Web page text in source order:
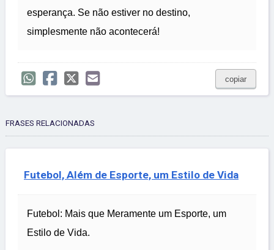
esperança. Se não estiver no destino,
simplesmente não acontecerá!
copiar
FRASES RELACIONADAS
Futebol, Além de Esporte, um Estilo de Vida
Futebol: Mais que Meramente um Esporte, um
Estilo de Vida.